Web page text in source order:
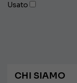
Usato
CHI SIAMO